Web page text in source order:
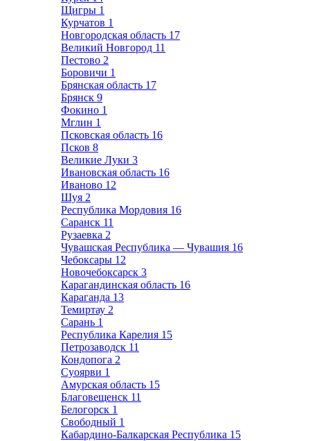
Щигры 1
Курчатов 1
Новгородская область 17
Великий Новгород 11
Пестово 2
Боровичи 1
Брянская область 17
Брянск 9
Фокино 1
Мглин 1
Псковская область 16
Псков 8
Великие Луки 3
Ивановская область 16
Иваново 12
Шуя 2
Республика Мордовия 16
Саранск 11
Рузаевка 2
Чувашская Республика — Чувашия 16
Чебоксары 12
Новочебоксарск 3
Карагандинская область 16
Караганда 13
Темиртау 2
Сарань 1
Республика Карелия 15
Петрозаводск 11
Кондопога 2
Суоярви 1
Амурская область 15
Благовещенск 11
Белогорск 1
Свободный 1
Кабардино-Балкарская Республика 15